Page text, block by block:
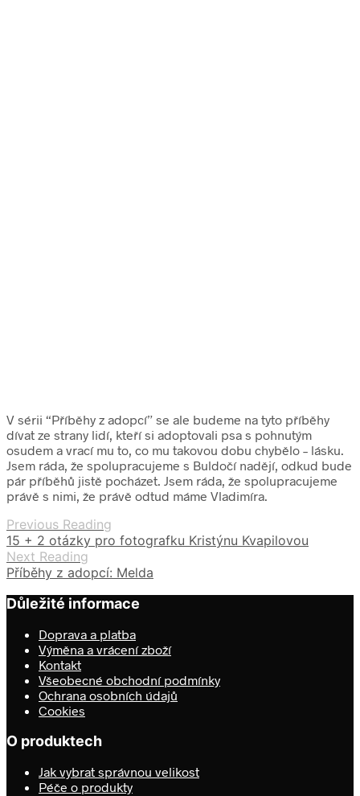
V sérii “Příběhy z adopcí” se ale budeme na tyto příběhy
dívat ze strany lidí, kteří si adoptovali psa s pohnutým
osudem a vrací mu to, co mu takovou dobu chybělo – lásku.
Jsem ráda, že spolupracujeme s Buldočí nadějí, odkud bude
pár příběhů jistě pocházet. Jsem ráda, že spolupracujeme
právě s nimi, že právě odtud máme Vladimíra.
Previous Reading
15 + 2 otázky pro fotografku Kristýnu Kvapilovou
Next Reading
Příběhy z adopcí: Melda
Důležité informace
Doprava a platba
Výměna a vrácení zboží
Kontakt
Všeobecné obchodní podmínky
Ochrana osobních údajů
Cookies
O produktech
Jak vybrat správnou velikost
Péče o produkty